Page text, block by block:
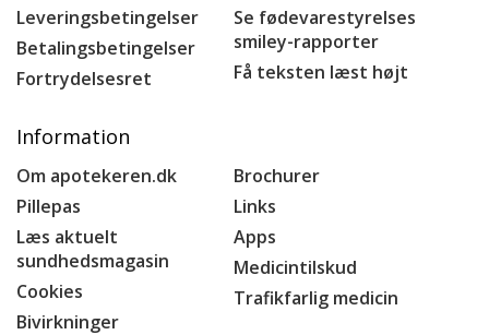
Leveringsbetingelser
Betalingsbetingelser
Fortrydelsesret
Se fødevarestyrelses
smiley-rapporter
Få teksten læst højt
Information
Om apotekeren.dk
Pillepas
Læs aktuelt
sundhedsmagasin
Cookies
Bivirkninger
Brochurer
Links
Apps
Medicintilskud
Trafikfarlig medicin